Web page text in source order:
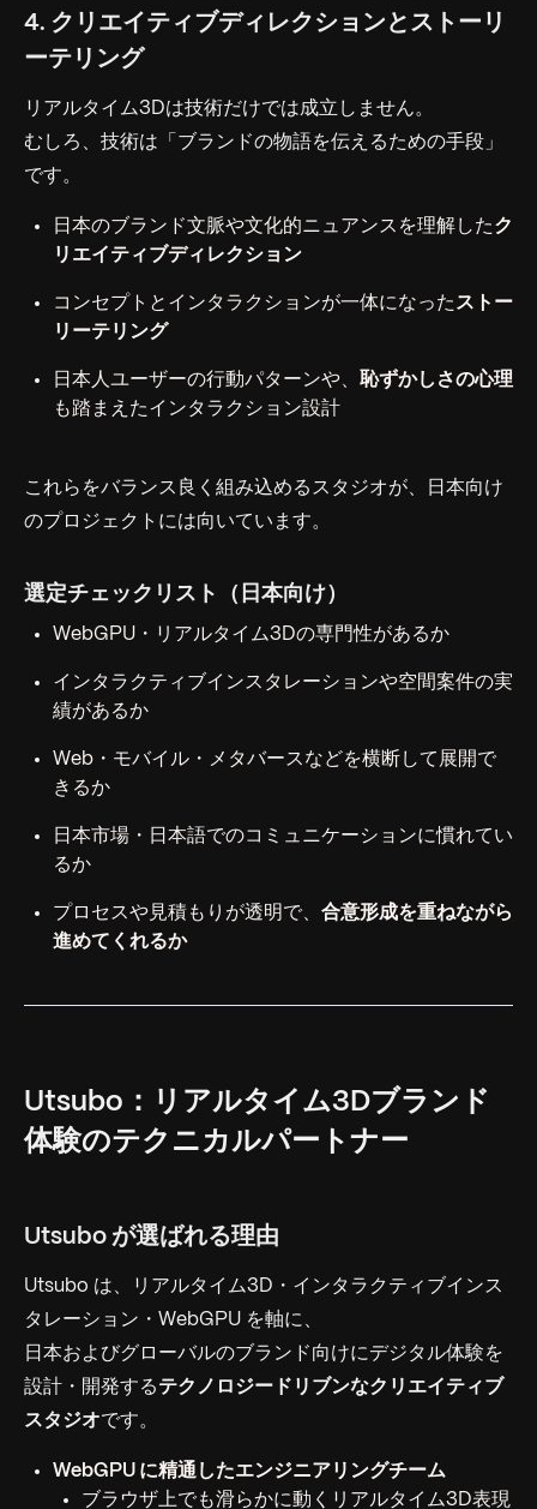
4. クリエイティブディレクションとストーリ
ーテリング
リアルタイム3Dは技術だけでは成立しません。
むしろ、技術は「ブランドの物語を伝えるための手段」
です。
日本のブランド文脈や文化的ニュアンスを理解した ク
リエイティブディレクション
コンセプトとインタラクションが一体になった ストー
リーテリング
日本人ユーザーの行動パターンや、 恥ずかしさの心理
も踏まえたインタラクション設計
これらをバランス良く組み込めるスタジオが、日本向け
のプロジェクトには向いています。
選定チェックリスト（日本向け）
WebGPU・リアルタイム3Dの専門性があるか
インタラクティブインスタレーションや空間案件の実
績があるか
Web・モバイル・メタバースなどを横断して展開で
きるか
日本市場・日本語でのコミュニケーションに慣れてい
るか
プロセスや見積もりが透明で、 合意形成を重ねながら
進めてくれるか
Utsubo：リアルタイム3Dブランド
体験のテクニカルパートナー
Utsubo が選ばれる理由
Utsubo は、リアルタイム3D・インタラクティブインス
タレーション・WebGPU を軸に、
日本およびグローバルのブランド向けにデジタル体験を
設計・開発する テクノロジードリブンなクリエイティブ
スタジオです。
WebGPU に精通したエンジニアリングチーム
ブラウザ上でも滑らかに動くリアルタイム3D表現